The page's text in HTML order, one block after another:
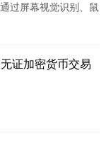
过屏幕视觉识别、鼠
证加密货币交易